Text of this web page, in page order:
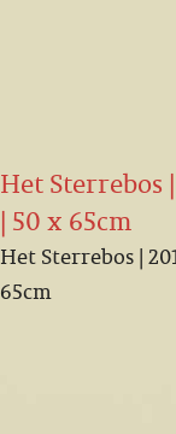
Het Sterrebos
| 50 x 65cm
Het Sterrebos |
65cm